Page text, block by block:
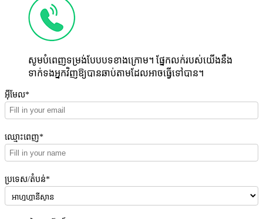
សូមបំពេញទម្រង់បែបបទខាងក្រោម។ ផ្នែកលក់របស់យើងនឹង
ទាក់ទងអ្នកវិញឱ្យបានឆាប់តាមដែលអាចធ្វើទៅបាន។
អ៊ីមែល*
ឈ្មោះពេញ*
ប្រទេស/តំបន់*